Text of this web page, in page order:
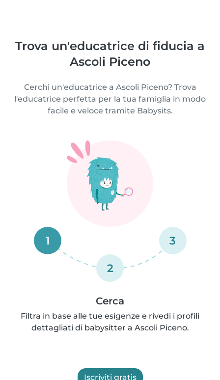
Trova un'educatrice di fiducia a
Ascoli Piceno
Cerchi un'educatrice a Ascoli Piceno? Trova
l'educatrice perfetta per la tua famiglia in modo
facile e veloce tramite Babysits.
1
2
3
Cerca
Filtra in base alle tue esigenze e rivedi i profili
dettagliati di babysitter a Ascoli Piceno.
Iscriviti gratis